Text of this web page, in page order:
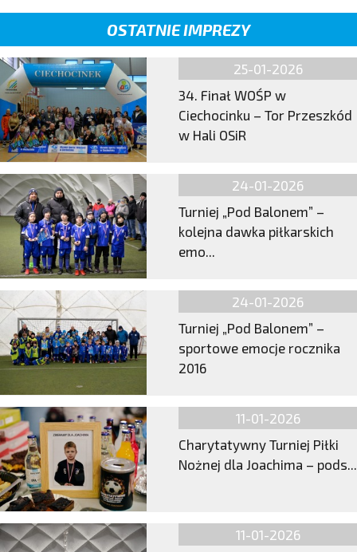
OSTATNIE IMPREZY
25-01-2026
34. Finał WOŚP w
Ciechocinku – Tor Przeszkód
w Hali OSiR
24-01-2026
Turniej „Pod Balonem” –
kolejna dawka piłkarskich
emo...
24-01-2026
Turniej „Pod Balonem” –
sportowe emocje rocznika
2016
11-01-2026
Charytatywny Turniej Piłki
Nożnej dla Joachima – pods...
11-01-2026